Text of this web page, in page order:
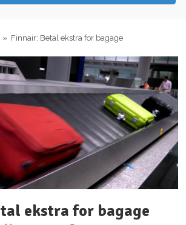
» Finnair: Betal ekstra for bagage
ekstra for bagage